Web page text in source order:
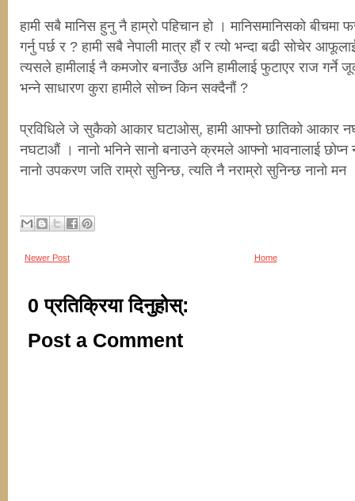
हामी सबै मानिस हुनु नै हाम्रो पहिचान हो । मानिसमानिसको
गर्नु पर्छ र ? हामी सबै नेपाली मात्र हौं र त्यो भन्दा बढी सोचेर
त्यसले हामीलाई नै कमजोर बनाउँछ अनि हामीलाई फुटाएर राज गर्ने
भन्ने साधारण कुरा हामीले सोच्न किन सक्दैनौं ?
प्रविधिले जे सुकैको आकार घटाओस्, हामी आफ्नो छातिको आकार
नघटाऔं । नानो भनिने सानो बनाउने क्रमले आफ्नो भावनालाई छोप्न
नानो उपकरण जति राम्रो सुनिन्छ, त्यति नै नराम्रो सुनिन्छ नानो मन
Newer Post Home
0 प्रतिक्रिया दिनुहोस्:
Post a Comment